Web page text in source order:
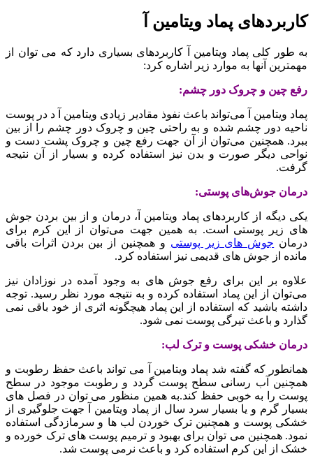
کاربردهای پماد ویتامین آ
به طور کلی پماد ویتامین آ کاربردهای بسیاری دارد که می توان از
مهمترین آنها به موارد زیر اشاره کرد:
رفع چین و چروک دور چشم:
پماد ویتامین آ می‌تواند باعث نفوذ مقادیر زیادی ویتامین آ د در پوست
ناحیه دور چشم شده و به راحتی چین و چروک دور چشم را از بین
ببرد. همچنین می‌توان از آن جهت رفع چین و چروک پشت دست و
نواحی دیگر صورت و بدن نیز استفاده کرده و بسیار از آن نتیجه
گرفت.
درمان جوش‌های پوستی:
یکی دیگه از کاربردهای پماد ویتامین آ، درمان و از بین بردن جوش
های زیر پوستی است. به همین جهت می‌توان از این کرم برای
درمان جوش های زیر پوستی و همچنین از بین بردن اثرات باقی
مانده از جوش های قدیمی نیز استفاده کرد.
علاوه بر این برای رفع جوش های به وجود آمده در نوزادان نیز
می‌توان از این پماد استفاده کرده و به نتیجه مورد نظر رسید. توجه
داشته باشید که استفاده از این پماد هیچگونه اثری از خود باقی نمی
گذارد و باعث تیرگی پوست نمی شود.
درمان خشکی پوست و ترک لب:
همانطور که گفته شد پماد ویتامین آ می تواند باعث حفظ رطوبت و
همچنین آب رسانی سطح پوست گردد و رطوبت موجود در سطح
پوست را به خوبی حفظ کند.به همین منظور می توان در فصل های
بسیار گرم و یا بسیار سرد سال از پماد ویتامین آ جهت جلوگیری از
خشکی پوست و همچنین ترک خوردن لب ها و سرمازدگی استفاده
نمود. همچنین می توان برای بهبود و ترمیم پوست های ترک خورده و
خشک از این کرم استفاده کرد و باعث نرمی پوست شد.